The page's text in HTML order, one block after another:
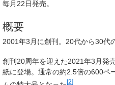
毎月22日発売。
概要
2001年3月に創刊。20代から30代
創刊20周年を迎えた2021年3月発
紙に登場。通常の約2.5倍の600ペ
[2]